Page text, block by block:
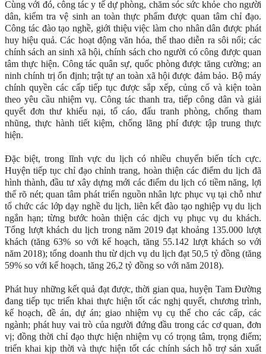
Cùng với đó, công tác y tế dự phòng, chăm sóc sức khỏe cho người
dân, kiểm tra vệ sinh an toàn thực phẩm được quan tâm chỉ đạo.
Công tác đào tạo nghề, giới thiệu việc làm cho nhân dân được phát
huy hiệu quả. Các hoạt động văn hóa, thể thao diễn ra sôi nổi; các
chính sách an sinh xã hội, chính sách cho người có công được quan
tâm thực hiện. Công tác quân sự, quốc phòng được tăng cường; an
ninh chính trị ổn định; trật tự an toàn xã hội được đảm bảo. Bộ máy
chính quyền các cấp tiếp tục được sắp xếp, củng cố và kiện toàn
theo yêu cầu nhiệm vụ. Công tác thanh tra, tiếp công dân và giải
quyết đơn thư khiếu nại, tố cáo, đấu tranh phòng, chống tham
nhũng, thực hành tiết kiệm, chống lãng phí được tập trung thực
hiện.
Đặc biệt, trong lĩnh vực du lịch có nhiều chuyển biến tích cực.
Huyện tiếp tục chỉ đạo chỉnh trang, hoàn thiện các điểm du lịch đã
hình thành, đầu tư xây dựng mới các điểm du lịch có tiềm năng, lợi
thế rõ nét; quan tâm phát triển nguồn nhân lực phục vụ tại chỗ như
tổ chức các lớp dạy nghề du lịch, liên kết đào tạo nghiệp vụ du lịch
ngắn hạn; từng bước hoàn thiện các dịch vụ phục vụ du khách.
Tổng lượt khách du lịch trong năm 2019 đạt khoảng 135.000 lượt
khách (tăng 63% so với kế hoạch, tăng 55.142 lượt khách so với
năm 2018); tổng doanh thu từ dịch vụ du lịch đạt 50,5 tỷ đồng (tăng
59% so với kế hoạch, tăng 26,2 tỷ đồng so với năm 2018).
Phát huy những kết quả đạt được, thời gian qua, huyện Tam Đường
đang tiếp tục triển khai thực hiện tốt các nghị quyết, chương trình,
kế hoạch, đề án, dự án; giao nhiệm vụ cụ thể cho các cấp, các
ngành; phát huy vai trò của người đứng đầu trong các cơ quan, đơn
vị; đồng thời chỉ đạo thực hiện nhiệm vụ có trọng tâm, trọng điểm;
triển khai kịp thời và thực hiện tốt các chính sách hỗ trợ sản xuất